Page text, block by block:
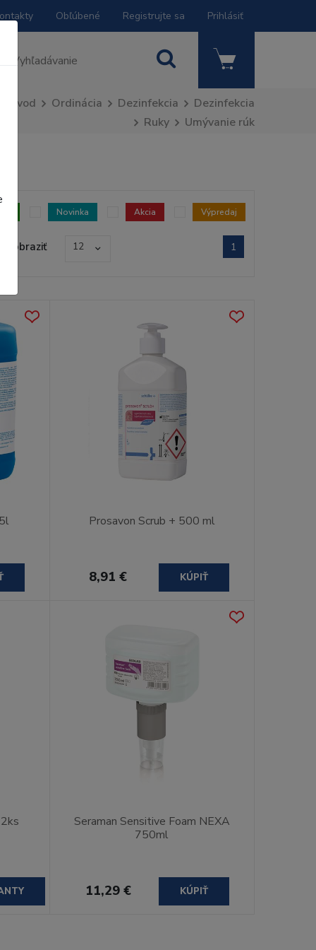
Obľúbené Registrujte sa Prihlásiť
Úvod Ordinácia Dezinfekcia
Dezinfekcia
Ruky
Umývanie rúk
Novinka Akcia Výpredaj
Zobraziť 12 1
Prosavon Scrub + 500 ml
8,91 € KÚPIŤ
Seraman Sensitive Foam NEXA
750ml
11,29 € KÚPIŤ